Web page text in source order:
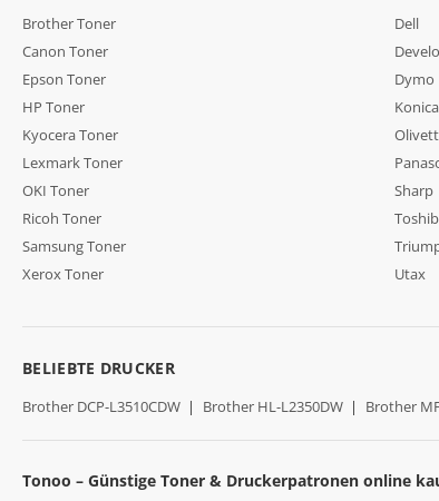
Brother Toner
Canon Toner
Epson Toner
HP Toner
Kyocera Toner
Lexmark Toner
OKI Toner
Ricoh Toner
Samsung Toner
Xerox Toner
Dell
Dymo
Sharp
Utax
BELIEBTE DRUCKER
Brother DCP-L3510CDW | Brother HL-L2350DW | Brother
Tonoo – Günstige Toner & Druckerpatronen online